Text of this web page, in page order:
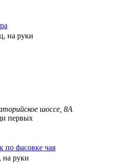
на руки
шоссе, 8А
первых
по фасовке чая
на руки